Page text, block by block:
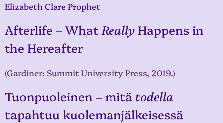
Elizabeth Clare Prophet
Afterlife – WhatReallyHappens in
the Hereafter
(Gardiner: Summit University Press, 2019.)
Tuonpuoleinen – mitä todella
tapahtuu kuolemanjälkeisessä